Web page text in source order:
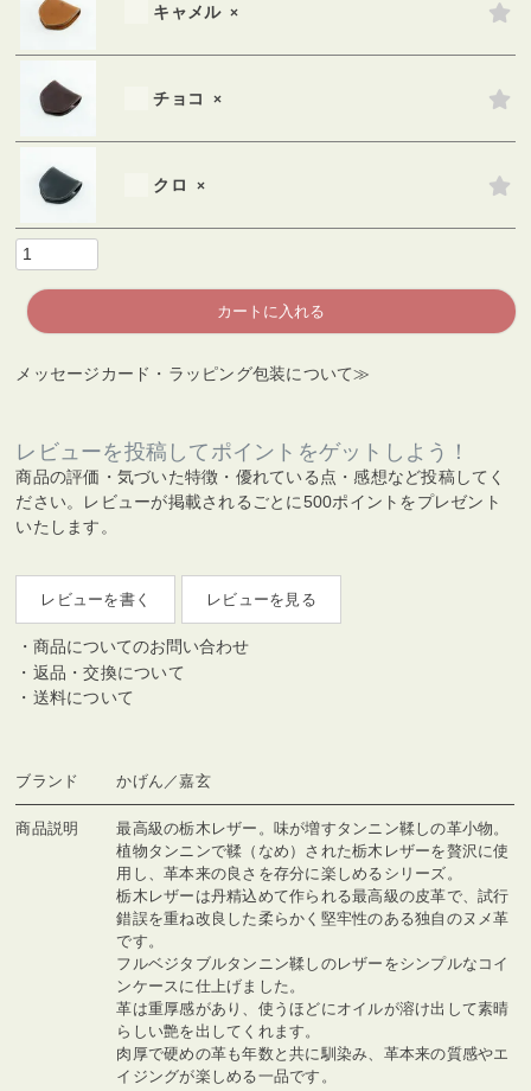
キャメル ×
チョコ ×
クロ ×
カートに入れる
メッセージカード・ラッピング包装について≫
レビューを投稿してポイントをゲットしよう！
商品の評価・気づいた特徴・優れている点・感想など投稿してく
ださい。レビューが掲載されるごとに500ポイントをプレゼント
いたします。
レビューを書く レビューを見る
商品についてのお問い合わせ
返品・交換について
送料について
ブランド かげん／嘉玄
商品説明
最高級の栃木レザー。味が増すタンニン鞣しの革小物。
植物タンニンで鞣（なめ）された栃木レザーを贅沢に使
用し、革本来の良さを存分に楽しめるシリーズ。
栃木レザーは丹精込めて作られる最高級の皮革で、試行
錯誤を重ね改良した柔らかく堅牢性のある独自のヌメ革
です。
フルベジタブルタンニン鞣しのレザーをシンプルなコイ
ンケースに仕上げました。
革は重厚感があり、使うほどにオイルが溶け出して素晴
らしい艶を出してくれます。
肉厚で硬めの革も年数と共に馴染み、革本来の質感やエ
イジングが楽しめる一品です。